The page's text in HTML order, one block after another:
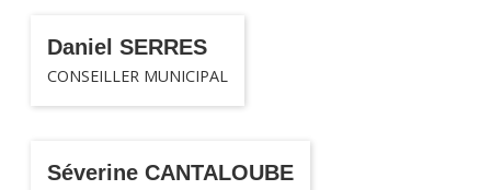
Daniel SERRES
CONSEILLER MUNICIPAL
Séverine CANTALOUBE